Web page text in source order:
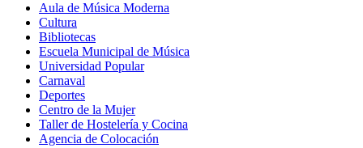
Aula de Música Moderna
Cultura
Bibliotecas
Escuela Municipal de Música
Universidad Popular
Carnaval
Deportes
Centro de la Mujer
Taller de Hostelería y Cocina
Agencia de Colocación